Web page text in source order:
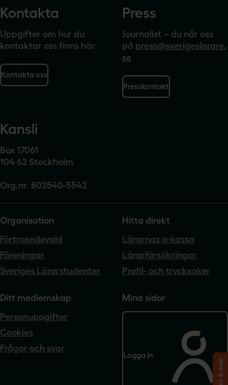
Kontakta
Uppgifter om hur du
kontaktar oss finns här.
Kontakta oss
Press
Journalist – du når oss
på press@sverigeslarare.
se
Presskontakt
Kansli
Box 17061
104 62 Stockholm
Org.nr. 802540-5542
Organisation
Förtroendevald
Föreningar
Sveriges Lärarstudenter
Hitta direkt
Lärarnas a-kassa
Lärarförsäkringar
Profil- och trycksaker
Ditt medlemskap
Personuppgifter
Cookies
Frågor och svar
Mina sidor
Logga in